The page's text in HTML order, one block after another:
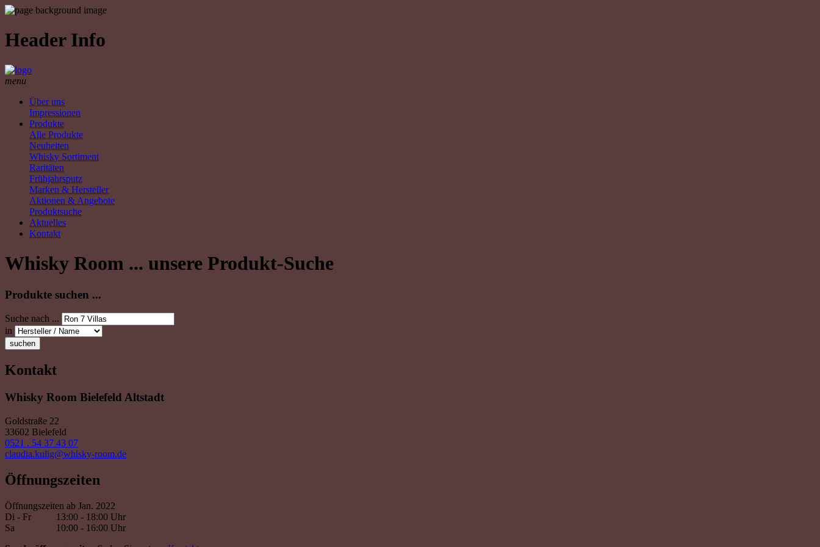
Header Info
menu
Über uns
Impressionen
Produkte
Alle Produkte
Neuheiten
Whisky Sortiment
Raritäten
Frühjahrsputz
Marken & Hersteller
Aktionen & Angebote
Produktsuche
Aktuelles
Kontakt
Whisky Room ... unsere Produkt-Suche
Produkte suchen ...
Suche nach ...
in
suchen
Kontakt
Whisky Room Bielefeld Altstadt
Goldstraße 22
33602 Bielefeld
0521 . 54 37 43 07
claudia.kulig@whisky-room.de
Öffnungszeiten
Öffnungszeiten ab Jan. 2022
Di - Fr
13:00 - 18:00 Uhr
Sa
10:00 - 16:00 Uhr